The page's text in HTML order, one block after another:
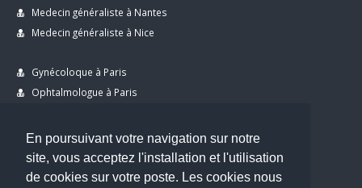
En poursuivant votre navigation sur notre
site, vous acceptez l'installation et l'utilisation
de cookies sur votre poste. Les cookies nous
Medecin généraliste à Nantes
Medecin généraliste à Nice
Gynécoloque à Paris
Ophtalmologue à Paris
Dentiste à Paris